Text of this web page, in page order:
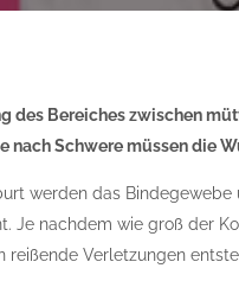
des Bereiches zwischen
nach Schwere müssen die
werden das
Je nachdem wie groß der
reißende Verletzungen